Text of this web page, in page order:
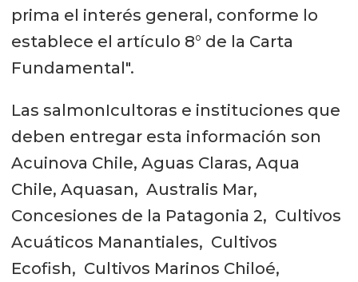
prima el interés general, conforme lo
establece el artículo 8° de la Carta
Fundamental".
Las salmonIcultoras e instituciones que
deben entregar esta información son
Acuinova Chile, Aguas Claras, Aqua
Chile, Aquasan, Australis Mar,
Concesiones de la Patagonia 2, Cultivos
Acuáticos Manantiales, Cultivos
Ecofish, Cultivos Marinos Chiloé,